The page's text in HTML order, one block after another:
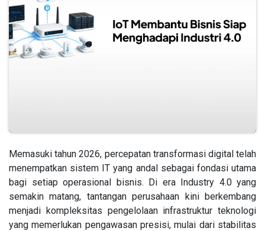
Memasuki tahun 2026, percepatan transformasi digital telah
menempatkan sistem IT yang andal sebagai fondasi utama
bagi setiap operasional bisnis. Di era Industry 4.0 yang
semakin matang, tantangan perusahaan kini berkembang
menjadi kompleksitas pengelolaan infrastruktur teknologi
yang memerlukan pengawasan presisi, mulai dari stabilitas